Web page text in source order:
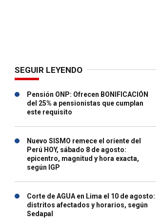
SEGUIR LEYENDO
Pensión ONP: Ofrecen BONIFICACIÓN
del 25% a pensionistas que cumplan
este requisito
Nuevo SISMO remece el oriente del
Perú HOY, sábado 8 de agosto:
epicentro, magnitud y hora exacta,
según IGP
Corte de AGUA en Lima el 10 de agosto:
distritos afectados y horarios, según
Sedapal